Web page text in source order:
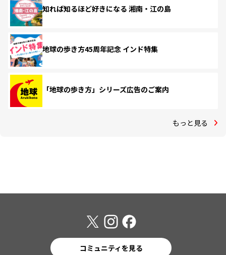
知れば知るほど好きになる 湘南・江の島
地球の歩き方45周年記念 インド特集
「地球の歩き方」シリーズ広告のご案内
もっと見る
コミュニティを見る